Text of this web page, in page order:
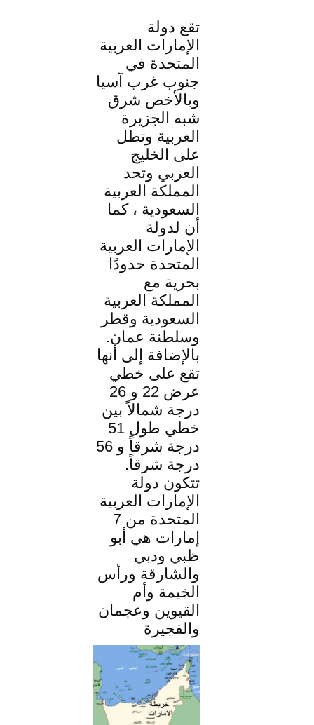
تقع دولة
الإمارات العربية
المتحدة في
جنوب غرب آسيا
وبالأخص شرق
شبه الجزيرة
العربية وتطل
على الخليج
العربي وتحد
المملكة العربية
السعودية ، كما
أن لدولة
الإمارات العربية
المتحدة حدودًا
بحرية مع
المملكة العربية
السعودية وقطر
وسلطنة عمان.
بالإضافة إلى أنها
تقع على خطي
عرض 22 و 26
درجة شمالاً بين
خطي طول 51
درجة شرقاً و 56
درجة شرقاً.
تتكون دولة
الإمارات العربية
المتحدة من 7
إمارات هي أبو
ظبي ودبي
والشارقة ورأس
الخيمة وأم
القيوين وعجمان
والفجيرة